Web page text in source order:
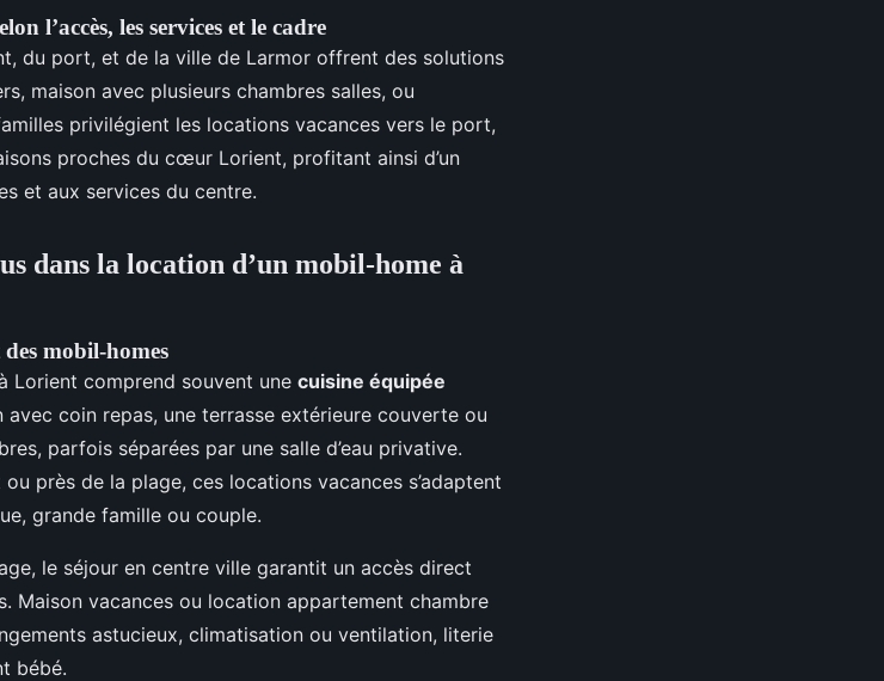
l’accès, les services et le cadre
du port, et de la ville de Larmor offrent des solutions
maison avec plusieurs chambres salles, ou
privilégient les locations vacances vers le port,
proches du cœur Lorient, profitant ainsi d’un
et aux services du centre.
dans la location d’un mobil-home à
mobil-homes
Lorient comprend souvent une cuisine équipée
coin repas, une terrasse extérieure couverte ou
parfois séparées par une salle d’eau privative.
près de la plage, ces locations vacances s’adaptent
grande famille ou couple.
le séjour en centre ville garantit un accès direct
Maison vacances ou location appartement chambre
astucieux, climatisation ou ventilation, literie
bébé.